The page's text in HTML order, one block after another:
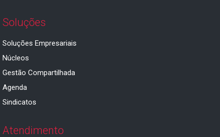
Soluções
Soluções Empresariais
Núcleos
Gestão Compartilhada
Agenda
Sindicatos
Atendimento